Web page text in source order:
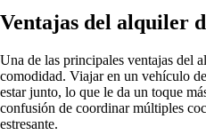
Ventajas del alquiler
Una de las principales ventajas del
comodidad. Viajar en un vehículo
estar junto, lo que le da un toque
confusión de coordinar múltiples
estresante.